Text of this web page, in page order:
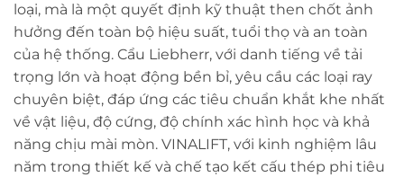
loại, mà là một quyết định kỹ thuật then chốt ảnh
hưởng đến toàn bộ hiệu suất, tuổi thọ và an toàn
của hệ thống. Cẩu Liebherr, với danh tiếng về tải
trọng lớn và hoạt động bền bỉ, yêu cầu các loại ray
chuyên biệt, đáp ứng các tiêu chuẩn khắt khe nhất
về vật liệu, độ cứng, độ chính xác hình học và khả
năng chịu mài mòn. VINALIFT, với kinh nghiệm lâu
năm trong thiết kế và chế tạo kết cấu thép phi tiêu